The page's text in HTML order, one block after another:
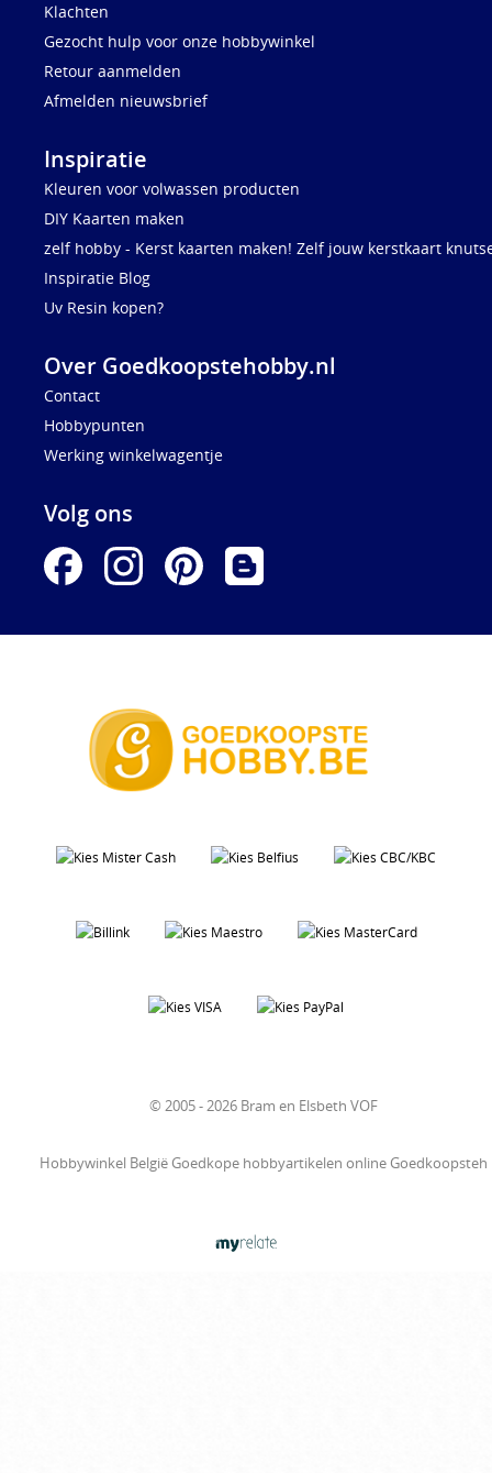
Klachten
Gezocht hulp voor onze hobbywinkel
Retour aanmelden
Afmelden nieuwsbrief
Inspiratie
Kleuren voor volwassen producten
DIY Kaarten maken
zelf hobby - Kerst kaarten maken! Zelf jouw kerstkaart
Inspiratie Blog
Uv Resin kopen?
Over Goedkoopstehobby.nl
Contact
Hobbypunten
Werking winkelwagentje
Volg ons
© 2005 - 2026 Bram en Elsbeth VOF
Hobbywinkel België Goedkope hobbyartikelen online Goedkoopsteh